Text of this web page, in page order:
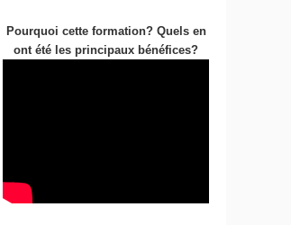
Pourquoi cette formation? Quels en
ont été les principaux bénéfices?